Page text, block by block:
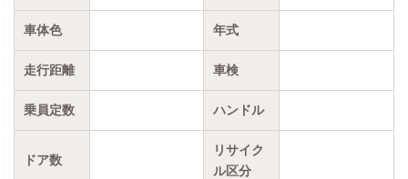
車体色 年式
走行距離 車検
乗員定数 ハンドル
ドア数
リサイク
ル区分